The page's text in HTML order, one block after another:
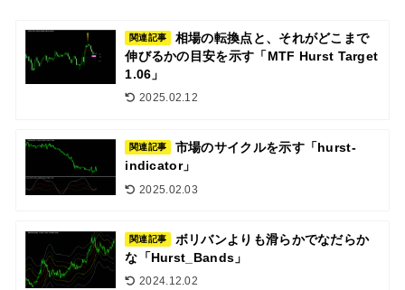
関連記事
相場の転換点と、それがどこまで
伸びるかの目安を示す「MTF Hurst Target
1.06」
2025.02.12
関連記事
市場のサイクルを示す「hurst-
indicator」
2025.02.03
関連記事
ボリバンよりも滑らかでなだらか
な「Hurst_Bands」
2024.12.02